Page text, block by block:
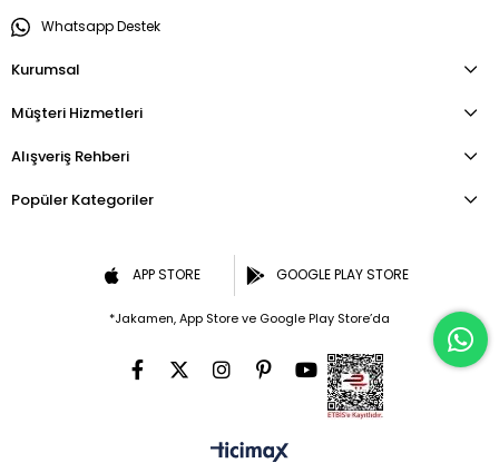
Whatsapp Destek
Kurumsal
Müşteri Hizmetleri
Alışveriş Rehberi
Popüler Kategoriler
APP STORE GOOGLE PLAY STORE
*Jakamen, App Store ve Google Play Store’da